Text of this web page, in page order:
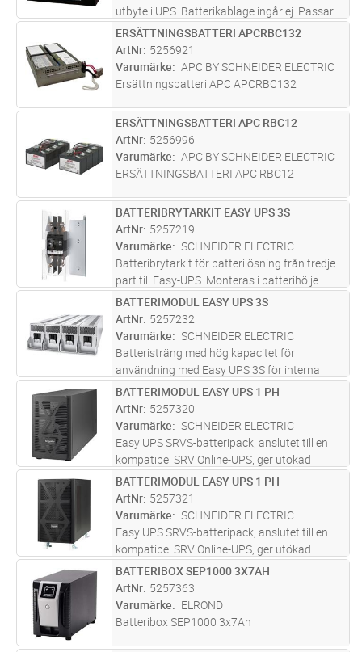
utbyte i UPS. Batterikablage ingår ej. Passar
till: Eaton 5PX 1500/2200 Eaton 5PX
1500/2200 Powerware 5125 RM
1000i/1500/1500i Powerware 5130 1250 RT
2U/...läs mer
ST Lägg i kundvagn
ERSÄTTNINGSBATTERI APCRBC132
ArtNr 5256921
Varumärke
APC BY SCHNEIDER ELECTRIC
Ersättningsbatteri APC APCRBC132
ST Lägg i kundvagn
ERSÄTTNINGSBATTERI APC RBC12
ArtNr 5256996
Varumärke
APC BY SCHNEIDER ELECTRIC
ERSÄTTNINGSBATTERI APC RBC12
ST Lägg i kundvagn
BATTERIBRYTARKIT EASY UPS 3S
ArtNr 5257219
Varumärke
SCHNEIDER ELECTRIC
Batteribrytarkit för batterilösning från tredje
part till Easy-UPS. Monteras i batterihölje
E3SEBC7 (e-nummer: 5257226).
ST Lägg i kundvagn
BATTERIMODUL EASY UPS 3S
ArtNr 5257232
Varumärke
SCHNEIDER ELECTRIC
Batteristräng med hög kapacitet för
användning med Easy UPS 3S för interna
batterier och Easy UPS 3S tomt batteriskåp
(E3SXR6). Varje batteristräng består av fyra 9
Ah batterimoduler (E3SBTHU).
ST Lägg i kundvagn
BATTERIMODUL EASY UPS 1 PH
ArtNr 5257320
Varumärke
SCHNEIDER ELECTRIC
Easy UPS SRVS-batteripack, anslutet till en
kompatibel SRV Online-UPS, ger utökad
drifttid under långa strömavbrott. Detta 72V
SRVS batteripack är kompatibelt med
2kVA/3kVA SRVS UPS-modeller. Det utö
mer
ST Lägg i kundvagn
BATTERIMODUL EASY UPS 1 PH
ArtNr 5257321
Varumärke
SCHNEIDER ELECTRIC
Easy UPS SRVS-batteripack, anslutet till en
kompatibel SRV Online-UPS, ger utökad
drifttid under långa strömavbrott. Detta 240V
SRVS batteripack är kompatibelt med
6kVA/10kVA SRVS UPS-modeller. Det u
mer
ST Lägg i kundvagn
BATTERIBOX SEP1000 3X7AH
ArtNr 5257363
Varumärke
ELROND
Batteribox SEP1000 3x7Ah